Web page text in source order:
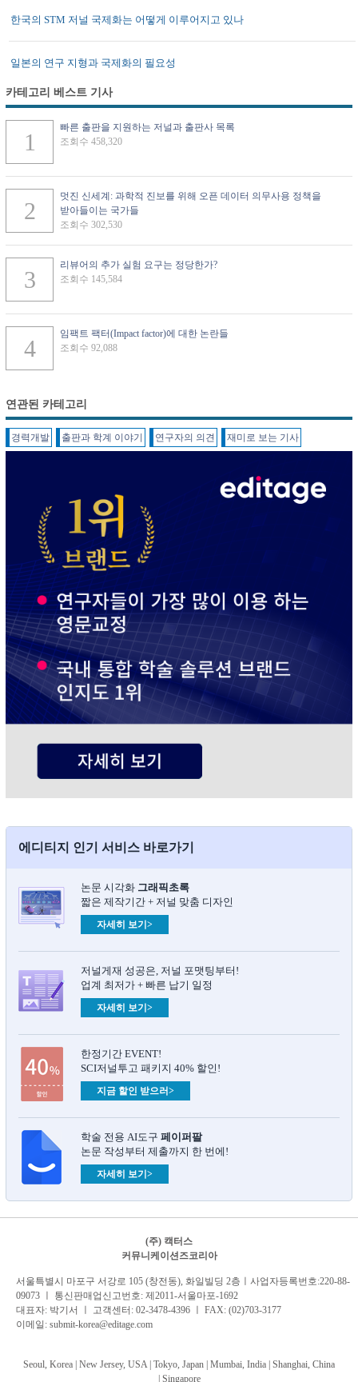
한국의 STM 저널 국제화는 어떻게 이루어지고 있나
일본의 연구 지형과 국제화의 필요성
카테고리 베스트 기사
빠른 출판을 지원하는 저널과 출판사 목록
조회수 458,320
멋진 신세계: 과학적 진보를 위해 오픈 데이터 의무사용 정책을
받아들이는 국가들
조회수 302,530
리뷰어의 추가 실험 요구는 정당한가?
조회수 145,584
임팩트 팩터(Impact factor)에 대한 논란들
조회수 92,088
연관된 카테고리
경력개발 출판과 학계 이야기 연구자의 의견 재미로 보는 기사
에디티지 인기 서비스 바로가기
논문 시각화 그래픽초록​
짧은 제작기간 + 저널 맞춤 디자인
자세히 보기>
저널게재 성공은, 저널 포맷팅부터!
업계 최저가 + 빠른 납기 일정
자세히 보기>
한정기간 EVENT!
SCI저널투고 패키지 40% 할인!
지금 할인 받으러>
학술 전용 AI도구 페이퍼팔
논문 작성부터 제출까지 한 번에!
자세히 보기>
(주) 캑터스
커뮤니케이션즈코리아
서 울특별시 마포구 서강로 105 (창전동), 화일빌딩 2층 ㅣ사업자등록번호:220-88-
09073 ㅣ 통신판매업신고번호: 제2011-서울마포-1692
대표자: 박기서 ㅣ 고객센터: 02-3478-4396 ㅣ FAX: (02)703-3177
이메일: submit-korea@editage.com
Seoul, Korea | New Jersey, USA | Tokyo, Japan | Mumbai, India | Shanghai, China
Singapore